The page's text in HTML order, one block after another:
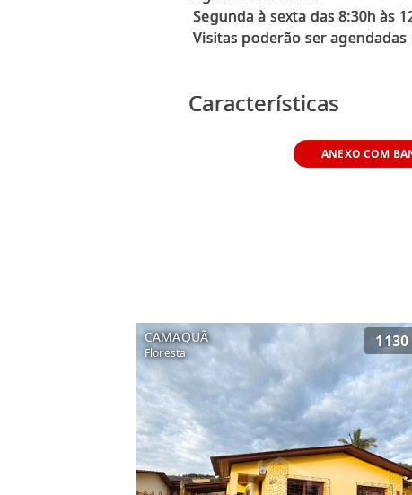
Segunda à sexta das 8:30h às
Visitas poderão ser
Características
ANEXO COM
CAMAQUÃ
Floresta
1130